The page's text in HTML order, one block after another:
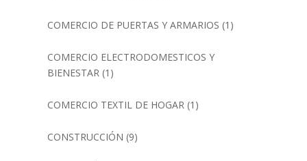
COMERCIO DE PUERTAS Y ARMARIOS (1)
COMERCIO ELECTRODOMESTICOS Y
BIENESTAR(1)
COMERCIO TEXTIL DE HOGAR(1)
CONSTRUCCIÓN (9)